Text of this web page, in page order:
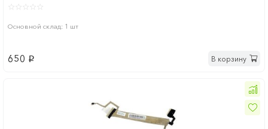
Основной склад: 1 шт
650 p В корзину